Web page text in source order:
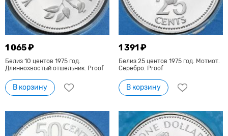
1 065 ₽
Белиз 10 центов 1975 год.
Длиннохвостый отшельник. Proof
В корзину
1 391 ₽
Белиз 25 центов 1975 год. Мотмот.
Серебро. Proof
В корзину